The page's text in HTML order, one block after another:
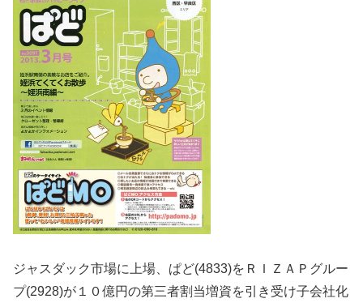
ジャスダック市場に上場、ぱど(4833)をＲＩＺＡＰグルー
プ(2928)が１０億円の第三者割当増資を引き受け子会社化